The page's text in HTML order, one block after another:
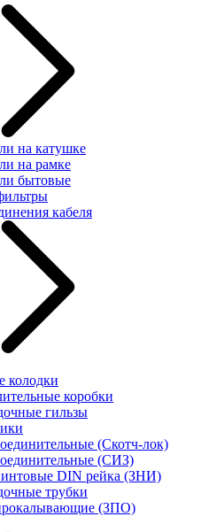
на катушке
на рамке
бытовые
кабеля
колодки
коробки
гильзы
(Скотч-лок)
(СИЗ)
DIN рейка (ЗНИ)
трубки
(ЗПО)